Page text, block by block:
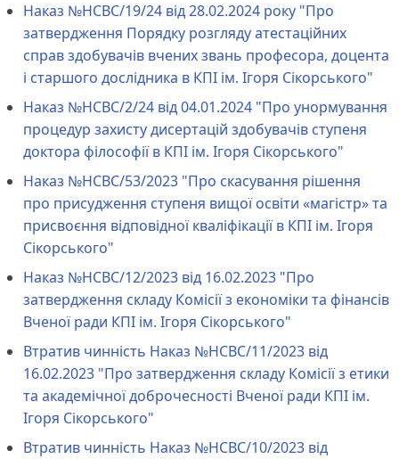
Наказ №НСВС/19/24 від 28.02.2024 року "Про
затвердження Порядку розгляду атестаційних
справ здобувачів вчених звань професора, доцента
і старшого дослідника в КПІ ім. Ігоря Сікорського"
Наказ №НСВС/2/24 від 04.01.2024 "Про унормування
процедур захисту дисертацій здобувачів ступеня
доктора філософії в КПІ ім. Ігоря Сікорського"
Наказ №НСВС/53/2023 "Про скасування рішення
про присудження ступеня вищої освіти «магістр» та
присвоєння відповідної кваліфікації в КПІ ім. Ігоря
Сікорського"
Наказ №НСВС/12/2023 від 16.02.2023 "Про
затвердження складу Комісії з економіки та фінансів
Вченої ради КПІ ім. Ігоря Сікорського"
Втратив чинність Наказ №НСВС/11/2023 від
16.02.2023 "Про затвердження складу Комісії з етики
та академічної доброчесності Вченої ради КПІ ім.
Ігоря Сікорського"
Втратив чинність Наказ №НСВС/10/2023 від